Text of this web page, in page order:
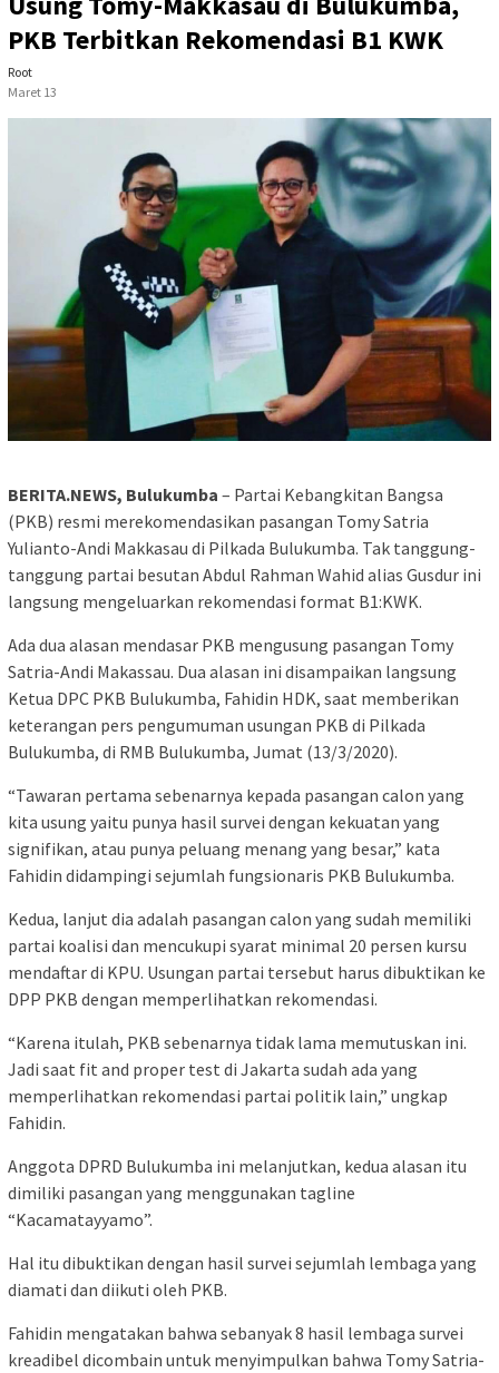
PKB Terbitkan Rekomendasi B1 KWK
Root
Maret 13
BERITA.NEWS, Bulukumba – Partai Kebangkitan Bangsa
(PKB) resmi merekomendasikan pasangan Tomy Satria
Yulianto-Andi Makkasau di Pilkada Bulukumba. Tak tanggung-
tanggung partai besutan Abdul Rahman Wahid alias Gusdur ini
langsung mengeluarkan rekomendasi format B1:KWK.
Ada dua alasan mendasar PKB mengusung pasangan Tomy
Satria-Andi Makassau. Dua alasan ini disampaikan langsung
Ketua DPC PKB Bulukumba, Fahidin HDK, saat memberikan
keterangan pers pengumuman usungan PKB di Pilkada
Bulukumba, di RMB Bulukumba, Jumat (13/3/2020).
“Tawaran pertama sebenarnya kepada pasangan calon yang
kita usung yaitu punya hasil survei dengan kekuatan yang
signifikan, atau punya peluang menang yang besar,” kata
Fahidin didampingi sejumlah fungsionaris PKB Bulukumba.
Kedua, lanjut dia adalah pasangan calon yang sudah memiliki
partai koalisi dan mencukupi syarat minimal 20 persen kursu
mendaftar di KPU. Usungan partai tersebut harus dibuktikan ke
DPP PKB dengan memperlihatkan rekomendasi.
“Karena itulah, PKB sebenarnya tidak lama memutuskan ini.
Jadi saat fit and proper test di Jakarta sudah ada yang
memperlihatkan rekomendasi partai politik lain,” ungkap
Fahidin.
Anggota DPRD Bulukumba ini melanjutkan, kedua alasan itu
dimiliki pasangan yang menggunakan tagline
“Kacamatayyamo”.
Hal itu dibuktikan dengan hasil survei sejumlah lembaga yang
diamati dan diikuti oleh PKB.
Fahidin mengatakan bahwa sebanyak 8 hasil lembaga survei
kreadibel dicombain untuk menyimpulkan bahwa Tomy Satria-